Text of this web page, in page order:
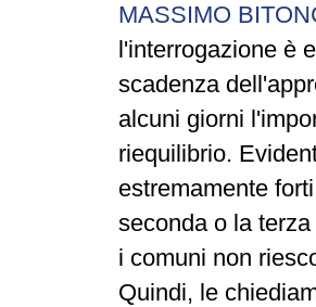
MASSIMO
l'interrogazione è
scadenza
alcuni giorni
riequilibrio.
estremamente
seconda o la
i comuni non
Quindi, le